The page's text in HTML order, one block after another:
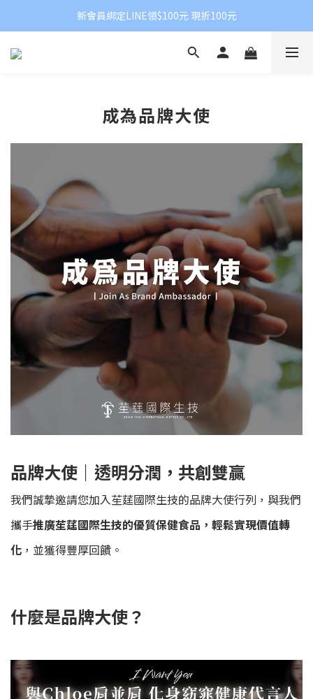
新會員綁定LINE領$100元 現折100元
成為品牌大使
品牌大使｜透明分潤，共創雙贏
我們誠摯邀請您加入苼莛國際生技的品牌大使行列，與我們
攜手推廣苼莛國際生技的優質保健食品，輕鬆實現價值轉
化 ，並獲得豐厚回饋。
什麼是品牌大使？